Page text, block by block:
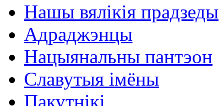
Нашы вялікія прадзеды
Адраджэнцы
Нацыянальны пантэон
Славутыя імёны
Пакутнікі